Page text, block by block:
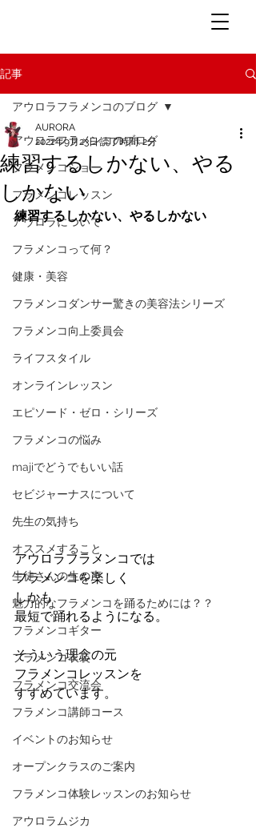
記事
アウロラフラメンコのブログ
フラメンコショー
フラメンコレッスン
アウロラについて
フラメンコって何？
健康・美容
フラメンコダンサー驚きの美容法シリーズ
フラメンコ向上委員会
ライフスタイル
オンラインレッスン
エピソード・ゼロ・シリーズ
フラメンコの悩み
majiでどうでもいい話
セビジャーナスについて
先生の気持ち
オススメすること
生徒さんの生の声
魅力的なフラメンコを踊るためには？？
フラメンコギター
フラメンコ衣装
フラメンコ交流会
フラメンコ講師コース
イベントのお知らせ
オープンクラスのご案内
フラメンコ体験レッスンのお知らせ
アウロラムジカ
アウロラフラメンコのブログ
練習するしかない、やる
しかない
AURORA
2021年9月23日読了時間: 2分
練習するしかない、やるしかない
アウロラフラメンコでは
フラメンコを楽しく
しかも
最短で踊れるようになる。
そういう理念の元
フラメンコレッスンを
すすめています。